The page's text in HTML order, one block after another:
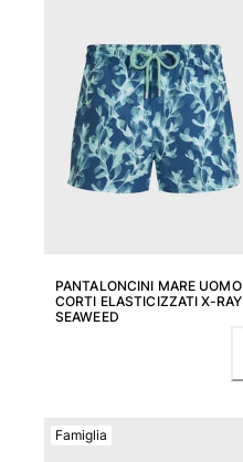
PANTALONCINI MARE UOMO
CORTI ELASTICIZZATI X-RAY
SEAWEED
Famiglia